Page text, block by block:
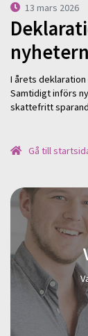
13 mars 2026
I årets
Samtidigt införs
skattefritt
Gå till